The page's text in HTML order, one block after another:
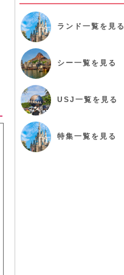
ランド 一覧を見る
シー一覧を見る
USJ 一覧を見る
特集一覧を見る